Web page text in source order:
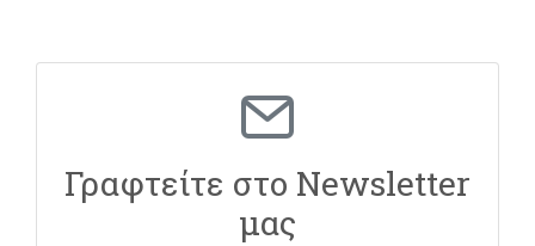
Γραφτείτε στο Newsletter
μας